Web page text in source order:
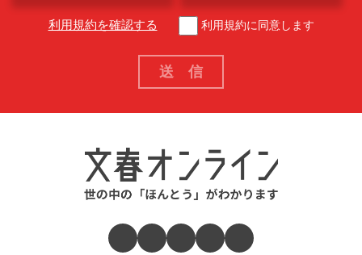
利用規約を確認する 利用規約に同意します